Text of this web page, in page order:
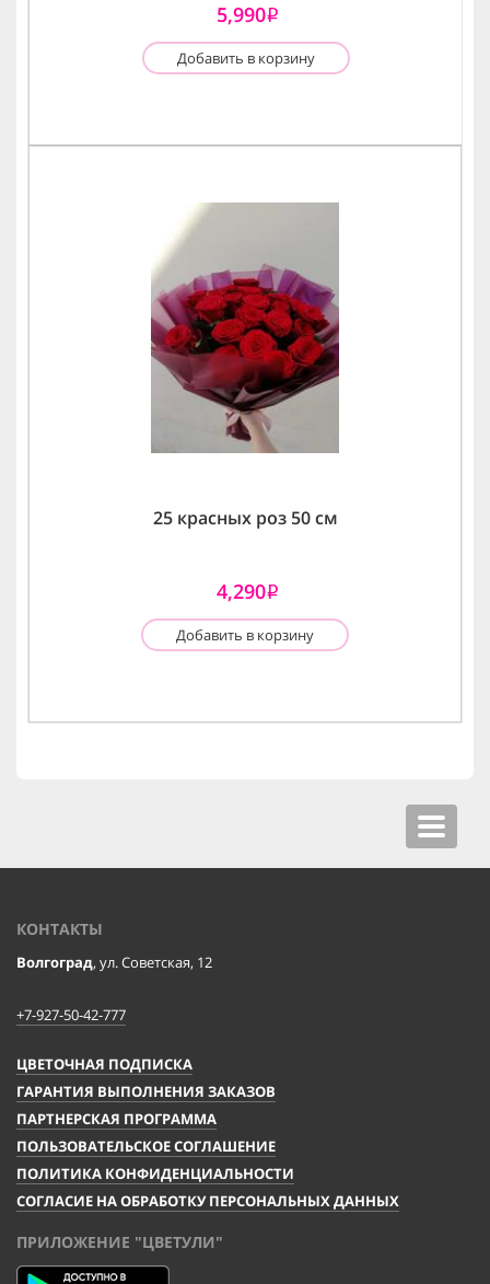
5,990i
Добавить в корзину
25 красных роз 50 см
4,290i
Добавить в корзину
Toggle
КОНТАКТЫ
Волгоград, ул. Советская, 12
+7-927-50-42-777
ЦВЕТОЧНАЯ ПОДПИСКА
ГАРАНТИЯ ВЫПОЛНЕНИЯ ЗАКАЗОВ
ПАРТНЕРСКАЯ ПРОГРАММА
ПОЛЬЗОВАТЕЛЬСКОЕ СОГЛАШЕНИЕ
ПОЛИТИКА КОНФИДЕНЦИАЛЬНОСТИ
СОГЛАСИЕ НА ОБРАБОТКУ ПЕРСОНАЛЬНЫХ ДАННЫХ
ПРИЛОЖЕНИЕ "ЦВЕТУЛИ"